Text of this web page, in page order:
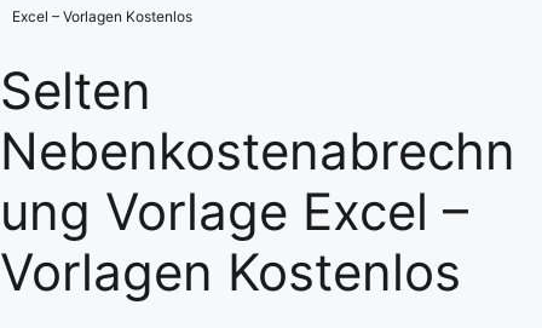
Excel – Vorlagen Kostenlos
Selten
Nebenkostenabrechn
ung Vorlage Excel –
Vorlagen Kostenlos